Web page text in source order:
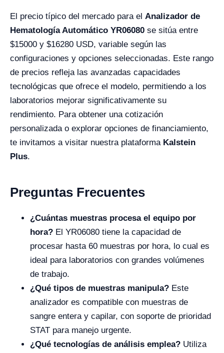
El precio típico del mercado para el Analizador de
Hematología Automático YR06080 se sitúa entre
$15000 y $16280 USD, variable según las
configuraciones y opciones seleccionadas. Este rango
de precios refleja las avanzadas capacidades
tecnológicas que ofrece el modelo, permitiendo a los
laboratorios mejorar significativamente su
rendimiento. Para obtener una cotización
personalizada o explorar opciones de financiamiento,
te invitamos a visitar nuestra plataforma Kalstein
Plus.
Preguntas Frecuentes
¿Cuántas muestras procesa el equipo por
hora? El YR06080 tiene la capacidad de
procesar hasta 60 muestras por hora, lo cual es
ideal para laboratorios con grandes volúmenes
de trabajo.
¿Qué tipos de muestras manipula? Este
analizador es compatible con muestras de
sangre entera y capilar, con soporte de prioridad
STAT para manejo urgente.
¿Qué tecnologías de análisis emplea? Utiliza